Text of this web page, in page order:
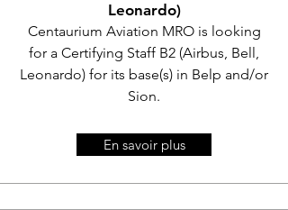
Leonardo)
Centaurium Aviation MRO is looking
for a Certifying Staff B2 (Airbus, Bell,
Leonardo) for its base(s) in Belp and/or
Sion.
En savoir plus